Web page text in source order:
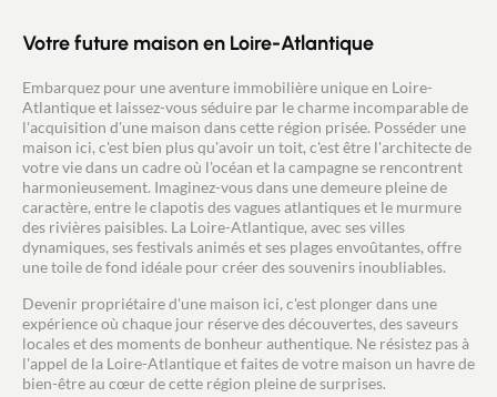
Votre future maison en Loire-Atlantique
Embarquez pour une aventure immobilière unique en Loire-
Atlantique et laissez-vous séduire par le charme incomparable de
l'acquisition d'une maison dans cette région prisée. Posséder une
maison ici, c'est bien plus qu'avoir un toit, c'est être l'architecte de
votre vie dans un cadre où l'océan et la campagne se rencontrent
harmonieusement. Imaginez-vous dans une demeure pleine de
caractère, entre le clapotis des vagues atlantiques et le murmure
des rivières paisibles. La Loire-Atlantique, avec ses villes
dynamiques, ses festivals animés et ses plages envoûtantes, offre
une toile de fond idéale pour créer des souvenirs inoubliables.
Devenir propriétaire d'une maison ici, c'est plonger dans une
expérience où chaque jour réserve des découvertes, des saveurs
locales et des moments de bonheur authentique. Ne résistez pas à
l'appel de la Loire-Atlantique et faites de votre maison un havre de
bien-être au cœur de cette région pleine de surprises.